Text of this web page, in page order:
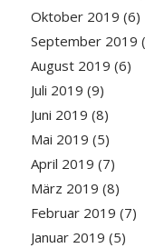
Oktober 2019 (6)
September 2019
August 2019 (6)
Juli 2019 (9)
Juni 2019 (8)
Mai 2019 (5)
April 2019 (7)
März 2019 (8)
Februar 2019 (7)
Januar 2019 (5)